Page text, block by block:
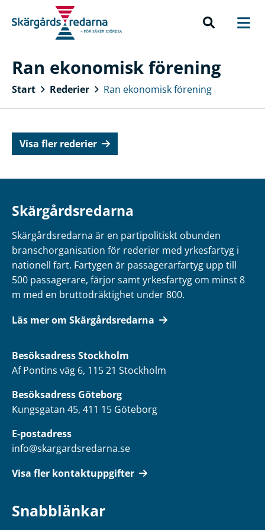
Ran ekonomisk förening
Start Rederier Ran ekonomisk förening
Visa fler rederier
Skärgårdsredarna
Skärgårdsredarna är en partipolitiskt obunden
branschorganisation för rederier med yrkesfartyg i
nationell fart. Fartygen är passagerarfartyg upp till
500 passagerare, färjor samt yrkesfartyg om minst 8
m med en bruttodräktighet under 800.
Läs mer om Skärgårdsredarna
BesöksadressStockholm
Af Pontins väg 6, 115 21 Stockholm
Besöksadress Göteborg
Kungsgatan 45, 411 15 Göteborg
E-postadress
info@skargardsredarna.se
Visa fler kontaktuppgifter
Snabblänkar